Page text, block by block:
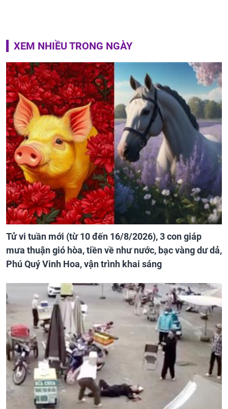
XEM NHIỀU TRONG NGÀY
Tử vi tuần mới (từ 10 đến 16/8/2026), 3 con giáp
mưa thuận gió hòa, tiền về như nước, bạc vàng dư dả,
Phú Quý Vinh Hoa, vận trình khai sáng